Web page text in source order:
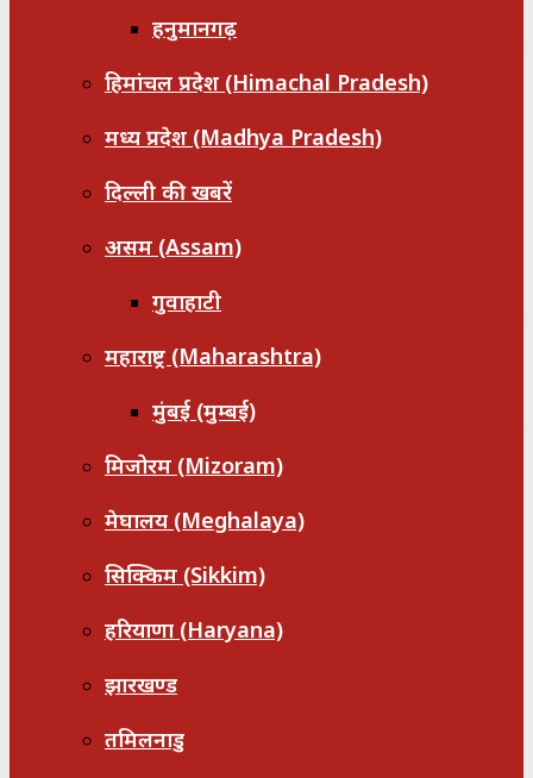
हनुमानगढ़
हिमांचल प्रदेश (Himachal Pradesh)
मध्य प्रदेश (Madhya Pradesh)
दिल्ली की खबरें
असम (Assam)
गुवाहाटी
महाराष्ट्र (Maharashtra)
मुंबई (मुम्बई)
मिजोरम (Mizoram)
मेघालय (Meghalaya)
सिक्किम (Sikkim)
हरियाणा (Haryana)
झारखण्ड
तमिलनाडु